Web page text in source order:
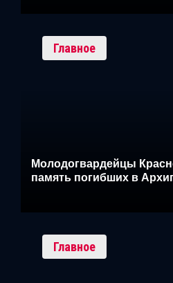
Главное
Молодогвардейцы
память погибших в
Главное